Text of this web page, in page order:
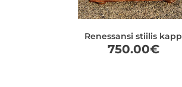
Renessansi stiilis kapp
750.00€